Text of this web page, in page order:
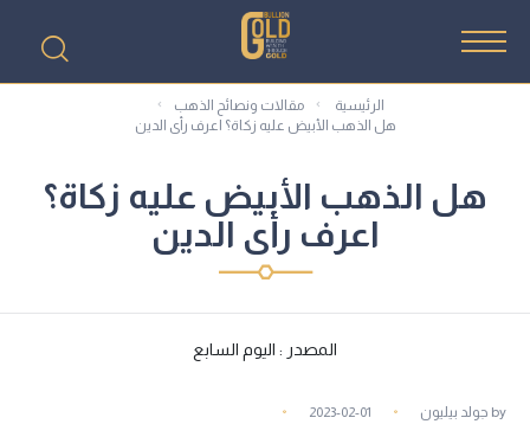
الرئيسية
مقالات ونصائح الذهب
هل الذهب الأبيض عليه زكاة؟ اعرف رأى الدين
هل الذهب الأبيض عليه زكاة؟
اعرف رأى الدين
المصدر : اليوم السابع
by جولد بيليون 2023-02-01